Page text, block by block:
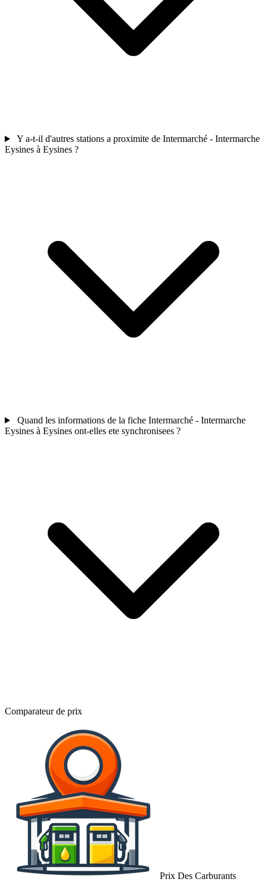
Y a-t-il d'autres stations a proximite de Intermarché - Intermarche
Eysines à Eysines ?
Quand les informations de la fiche Intermarché - Intermarche
Eysines à Eysines ont-elles ete synchronisees ?
Comparateur de prix
Prix Des Carburants